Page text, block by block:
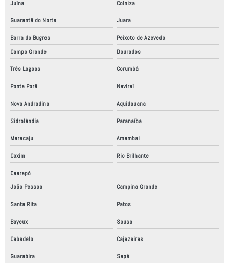
Juína Colniza
Guarantã do Norte Juara
Barra do Bugres
Peixoto de Azevedo
Campo Grande
Dourados
Três Lagoas Corumbá
Ponta Porã Naviraí
Nova Andradina Aquidauana
Sidrolândia Paranaíba
Maracaju Amambai
Coxim Rio Brilhante
Caarapó
João Pessoa
Campina Grande
Santa Rita Patos
Bayeux Sousa
Cabedelo Cajazeiras
Guarabira Sapé